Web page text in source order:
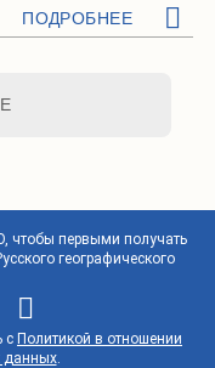
ПОДРОБНЕЕ
чтобы первыми получать
географического
с Политикой в отношении
данных.